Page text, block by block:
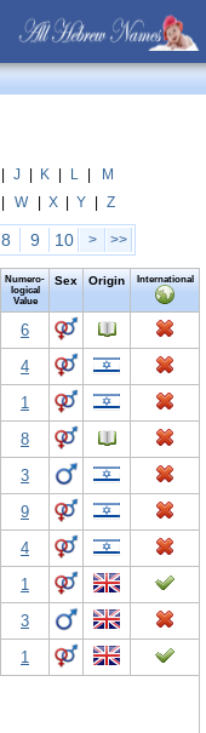
J K L
M
W X Y Z
8 9 10 > >>
Numero-
logical
Value
Sex Origin International
6
4
1
8
3
9
4
1
3
1